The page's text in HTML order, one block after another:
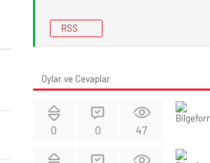
RSS
Oylar ve Cevaplar
0 0 47